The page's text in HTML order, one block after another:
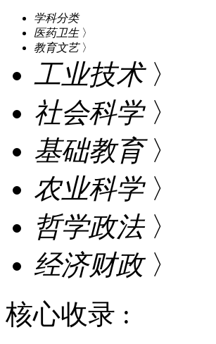
学科分类
医药卫生 〉
教育文艺 〉
工业技术 〉
社会科学 〉
基础教育 〉
农业科学 〉
哲学政法 〉
经济财政 〉
核心收录 :